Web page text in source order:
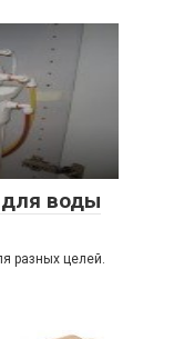
для воды
разных целей.